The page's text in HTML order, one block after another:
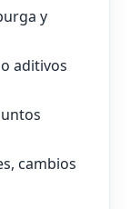
y
aditivos
cambios